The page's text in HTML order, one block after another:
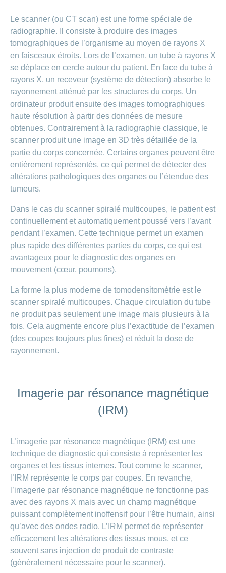
Le scanner (ou CT scan) est une forme spéciale de
radiographie. Il consiste à produire des images
tomographiques de l’organisme au moyen de rayons X
en faisceaux étroits. Lors de l’examen, un tube à rayons X
se déplace en cercle autour du patient. En face du tube à
rayons X, un receveur (système de détection) absorbe le
rayonnement atténué par les structures du corps. Un
ordinateur produit ensuite des images tomographiques
haute résolution à partir des données de mesure
obtenues. Contrairement à la radiographie classique, le
scanner produit une image en 3D très détaillée de la
partie du corps concernée. Certains organes peuvent être
entièrement représentés, ce qui permet de détecter des
altérations pathologiques des organes ou l’étendue des
tumeurs.
Dans le cas du scanner spiralé multicoupes, le patient est
continuellement et automatiquement poussé vers l’avant
pendant l’examen. Cette technique permet un examen
plus rapide des différentes parties du corps, ce qui est
avantageux pour le diagnostic des organes en
mouvement (cœur, poumons).
La forme la plus moderne de tomodensitométrie est le
scanner spiralé multicoupes. Chaque circulation du tube
ne produit pas seulement une image mais plusieurs à la
fois. Cela augmente encore plus l’exactitude de l’examen
(des coupes toujours plus fines) et réduit la dose de
rayonnement.
Imagerie par résonance magnétique
(IRM)
L’imagerie par résonance magnétique (IRM) est une
technique de diagnostic qui consiste à représenter les
organes et les tissus internes. Tout comme le scanner,
l’IRM représente le corps par coupes. En revanche,
l’imagerie par résonance magnétique ne fonctionne pas
avec des rayons X mais avec un champ magnétique
puissant complètement inoffensif pour l’être humain, ainsi
qu’avec des ondes radio. L’IRM permet de représenter
efficacement les altérations des tissus mous, et ce
souvent sans injection de produit de contraste
(généralement nécessaire pour le scanner).